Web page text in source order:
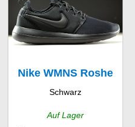
Nike WMNS Roshe
Two
Schwarz
Auf Lager